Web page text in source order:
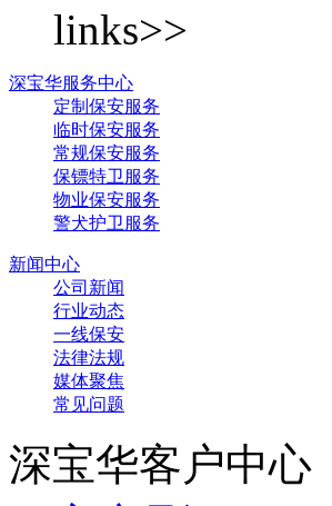
links>>
深宝华服务中心
定制保安服务
临时保安服务
常规保安服务
保镖特卫服务
物业保安服务
警犬护卫服务
新闻中心
公司新闻
行业动态
一线保安
法律法规
媒体聚焦
常见问题
深宝华客户中心